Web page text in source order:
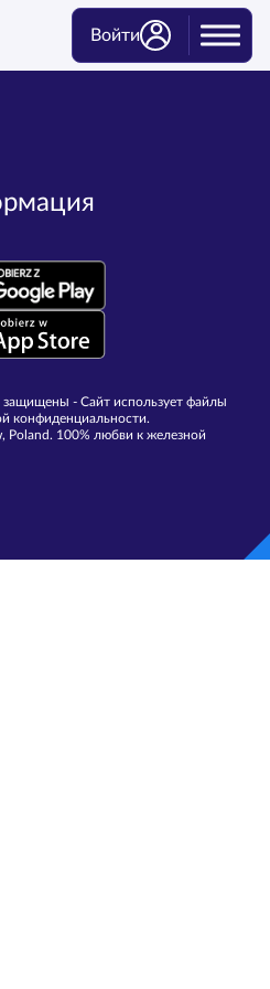
Войти
- Сайт использует файлы
конфиденциальности.
Poland. 100% любви к железной